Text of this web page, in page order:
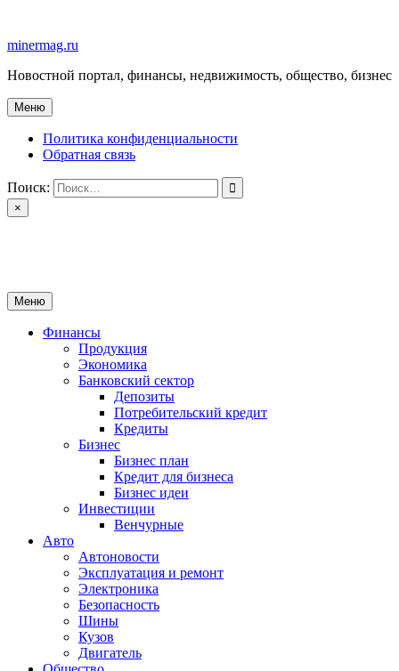
содержимому
minermag.ru
Новостной портал, финансы, недвижимость, общество, бизнес
Меню
Политика конфиденциальности
Обратная связь
Поиск:
×
Меню
Финансы
Продукция
Экономика
Банковский сектор
Депозиты
Потребительский кредит
Кредиты
Бизнес
Бизнес план
Кредит для бизнеса
Бизнес идеи
Инвестиции
Венчурные
Авто
Автоновости
Эксплуатация и ремонт
Электроника
Безопасность
Шины
Кузов
Двигатель